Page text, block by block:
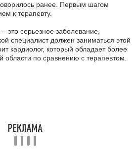
ранее. Первым шагом
к терапевту.
это серьезное заболевание,
специалист должен заниматься этой
кардиолог, который обладает более
области по сравнению с терапевтом.